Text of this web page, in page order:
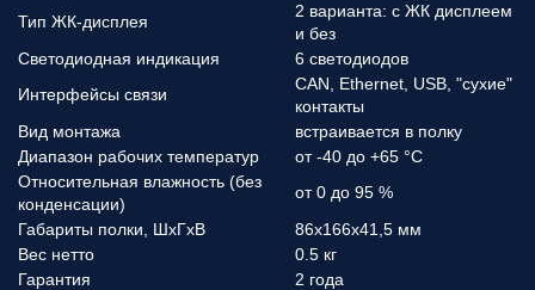
Тип ЖК-дисплея
2 варианта: с ЖК дисплеем
и без
Светодиодная индикация
6 светодиодов
Интерфейсы связи
CAN, Ethernet, USB, "сухие"
контакты
Вид монтажа
встраивается в полку
Диапазон рабочих температур
от -40 до +65 °С
Относительная влажность (без
конденсации)
от 0 до 95 %
Габариты полки, ШхГхВ
86х166х41,5 мм
Вес нетто
0.5 кг
Гарантия
2 года